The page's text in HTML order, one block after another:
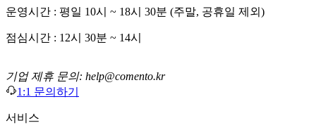
운영시간 : 평일 10시 ~ 18시 30분 (주말, 공휴일 제외)
점심시간 : 12시 30분 ~ 14시
기업 제휴 문의: help@comento.kr
1:1 문의하기
서비스